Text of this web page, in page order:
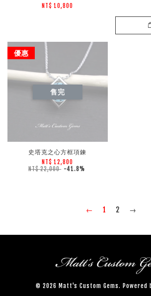
NT$ 10,800
優惠
售完
史塔克之心方框項鍊
NT$ 12,800
NT$ 22,000 -41.8%
← 1 2 →
© 2026 Matt's Custom Gems. Powered